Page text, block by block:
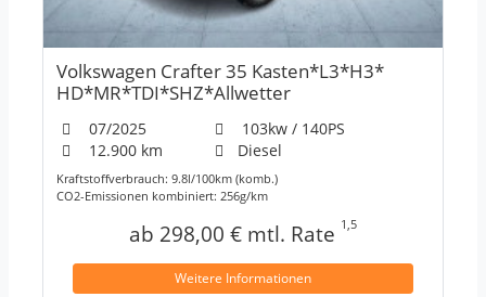
Volkswagen Crafter 35 Kasten*L3*H3*
HD*MR*TDI*SHZ*Allwetter
07/2025
103kw / 140PS
12.900 km
Diesel
Kraftstoffverbrauch: 9.8l/100km (komb.)
CO2-Emissionen kombiniert: 256g/km
ab 298,00 € mtl. Rate 1,5
Weitere Informationen